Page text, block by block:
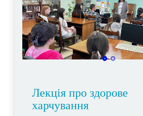
Лекція про здорове
харчування